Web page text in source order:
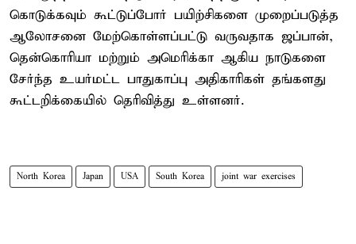
கொடுக்கவும் கூட்டுப்போர் பயிற்சிகளை முறைப்படுத்த
ஆலோசனை மேற்கொள்ளப்பட்டு வருவதாக ஜப்பான்,
தென்கொரியா மற்றும் அமெரிக்கா ஆகிய நாடுகளை
சேர்ந்த உயர்மட்ட பாதுகாப்பு அதிகாரிகள் தங்களது
கூட்டறிக்கையில் தெரிவித்து உள்ளனர்.
North Korea Japan USA South Korea joint war exercises